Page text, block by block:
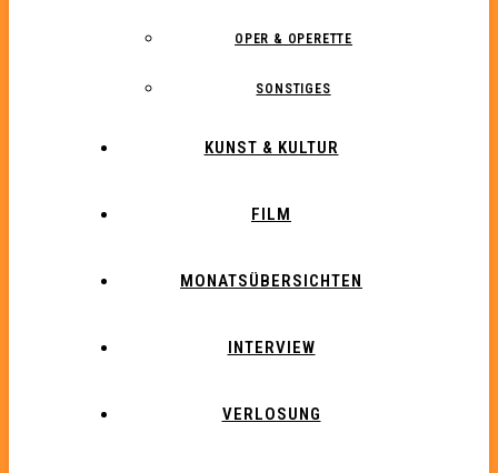
OPER & OPERETTE
SONSTIGES
KUNST & KULTUR
FILM
MONATSÜBERSICHTEN
INTERVIEW
VERLOSUNG